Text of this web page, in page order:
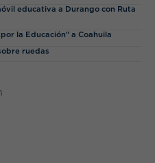
educativa a Durango con Ruta
la Educación" a Coahuila
ruedas